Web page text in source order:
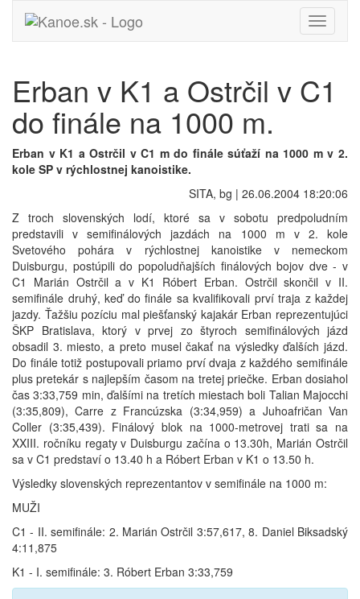
Toggle
Erban v K1 a Ostrčil v C1
do finále na 1000 m.
Erban v K1 a Ostrčil v C1 m do finále súťaží na 1000 m v 2.
kole SP v rýchlostnej kanoistike.
SITA, bg | 26.06.2004 18:20:06
Z troch slovenských lodí, ktoré sa v sobotu predpoludním
predstavili v semifinálových jazdách na 1000 m v 2. kole
Svetového pohára v rýchlostnej kanoistike v nemeckom
Duisburgu, postúpili do popoludňajších finálových bojov dve - v
C1 Marián Ostrčil a v K1 Róbert Erban. Ostrčil skončil v II.
semifinále druhý, keď do finále sa kvalifikovali prví traja z každej
jazdy. Ťažšiu pozíciu mal piešťanský kajakár Erban reprezentujúci
ŠKP Bratislava, ktorý v prvej zo štyroch semifinálových jázd
obsadil 3. miesto, a preto musel čakať na výsledky ďalších jázd.
Do finále totiž postupovali priamo prví dvaja z každého semifinále
plus pretekár s najlepším časom na tretej priečke. Erban dosiahol
čas 3:33,759 min, ďalšími na tretích miestach boli Talian Majocchi
(3:35,809), Carre z Francúzska (3:34,959) a Juhoafričan Van
Coller (3:35,439). Finálový blok na 1000-metrovej trati sa na
XXIII. ročníku regaty v Duisburgu začína o 13.30h, Marián Ostrčil
sa v C1 predstaví o 13.40 h a Róbert Erban v K1 o 13.50 h.
Výsledky slovenských reprezentantov v semifinále na 1000 m:
MUŽI
C1 - II. semifinále: 2. Marián Ostrčil 3:57,617, 8. Daniel Biksadský
4:11,875
K1 - I. semifinále: 3. Róbert Erban 3:33,759